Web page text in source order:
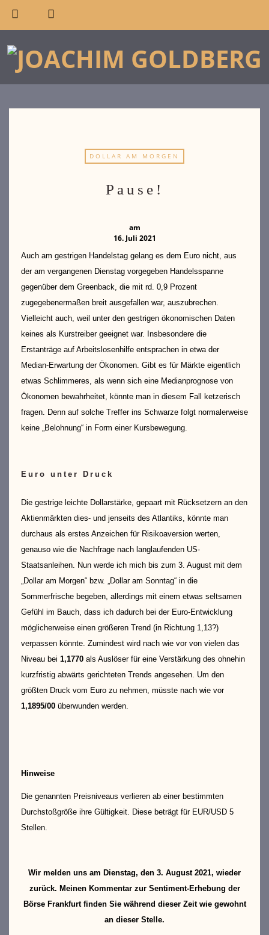
DOLLAR AM MORGEN
Pause!
am
16. Juli 2021
Auch am gestrigen Handelstag gelang es dem Euro nicht, aus
der am vergangenen Dienstag vorgegeben Handelsspanne
gegenüber dem Greenback, die mit rd. 0,9 Prozent
zugegebenermaßen breit ausgefallen war, auszubrechen.
Vielleicht auch, weil unter den gestrigen ökonomischen Daten
keines als Kurstreiber geeignet war. Insbesondere die
Erstanträge auf Arbeitslosenhilfe entsprachen in etwa der
Median-Erwartung der Ökonomen. Gibt es für Märkte eigentlich
etwas Schlimmeres, als wenn sich eine Medianprognose von
Ökonomen bewahrheitet, könnte man in diesem Fall ketzerisch
fragen. Denn auf solche Treffer ins Schwarze folgt normalerweise
keine „Belohnung“ in Form einer Kursbewegung.
Euro unter Druck
Die gestrige leichte Dollarstärke, gepaart mit Rücksetzern an den
Aktienmärkten dies- und jenseits des Atlantiks, könnte man
durchaus als erstes Anzeichen für Risikoaversion werten,
genauso wie die Nachfrage nach langlaufenden US-
Staatsanleihen. Nun werde ich mich bis zum 3. August mit dem
„Dollar am Morgen“ bzw. „Dollar am Sonntag“ in die
Sommerfrische begeben, allerdings mit einem etwas seltsamen
Gefühl im Bauch, dass ich dadurch bei der Euro-Entwicklung
möglicherweise einen größeren Trend (in Richtung 1,13?)
verpassen könnte. Zumindest wird nach wie vor von vielen das
Niveau bei 1,1770 als Auslöser für eine Verstärkung des ohnehin
kurzfristig abwärts gerichteten Trends angesehen. Um den
größten Druck vom Euro zu nehmen, müsste nach wie vor
1,1895/00 überwunden werden.
Hinweise
Die genannten Preisniveaus verlieren ab einer bestimmten
Durchstoßgröße ihre Gültigkeit. Diese beträgt für EUR/USD 5
Stellen.
Wir melden uns am Dienstag, den 3. August 2021, wieder
zurück. Meinen Kommentar zur Sentiment-Erhebung der
Börse Frankfurt finden Sie während dieser Zeit wie gewohnt
an dieser Stelle.